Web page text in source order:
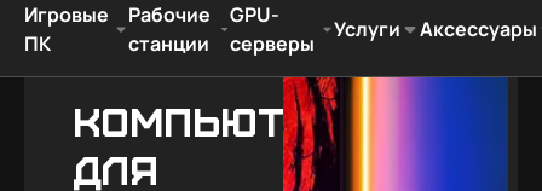
Игровые
ПК
Рабочие
станции
GPU-
серверы
Услуги Аксессуары
Компьютеры
для